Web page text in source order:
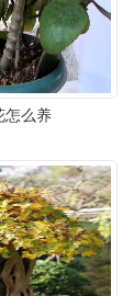
怎么养